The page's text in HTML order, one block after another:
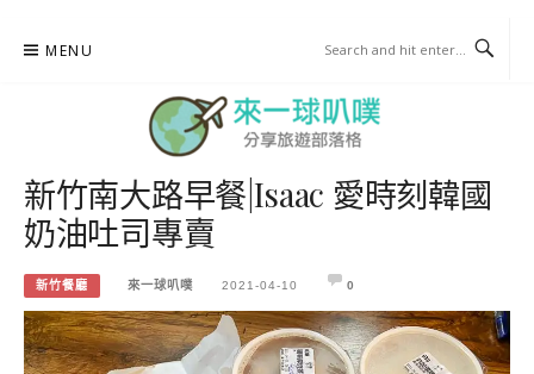
MENU
來一球叭噗
分享日本自助部落格
新竹南大路早餐|Isaac 愛時刻韓國
奶油吐司專賣
新竹餐廳 來一球叭噗 2021-04-10 0